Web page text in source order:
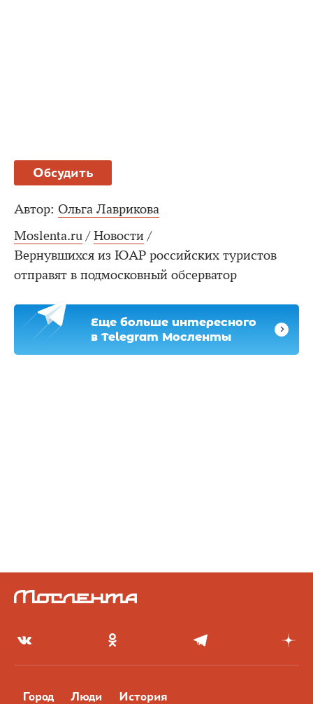
Обсудить
Автор: Ольга Лаврикова
Moslenta.ru / Новости /
Вернувшихся из ЮАР российских туристов
отправят в подмосковный обсерватор
Еще больше интересного
в Telegram Мосленты
Город Люди История